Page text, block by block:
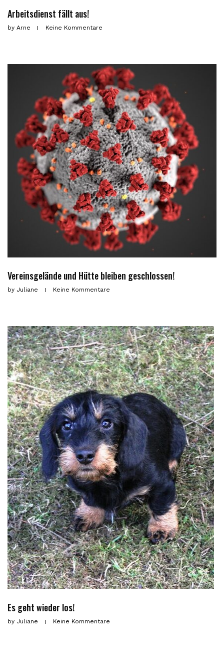
Arbeitsdienst fällt aus!
by Arne Keine Kommentare
Vereinsgelände und Hütte bleiben geschlossen!
by Juliane Keine Kommentare
Es geht wieder los!
by Juliane Keine Kommentare